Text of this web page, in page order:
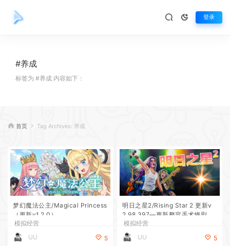
登录
#养成
标签为 #养成 内容如下：
首页 Tag Archives: 养成
梦幻魔法公主/Magical Princess
（更新v1.2.0）
模拟经营
UU
5
明日之星2/Rising Star 2 更新v
2.98.397—更新整容手术惨剧DL
C
模拟经营
UU
5